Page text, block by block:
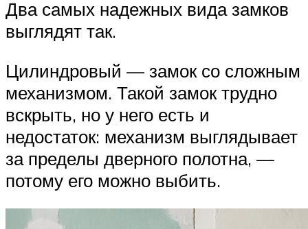
Два самых надежных вида замков
выглядят так.
Цилиндровый — замок со сложным
механизмом. Такой замок трудно
вскрыть, но у него есть и
недостаток: механизм выглядывает
за пределы дверного полотна, —
потому его можно выбить.